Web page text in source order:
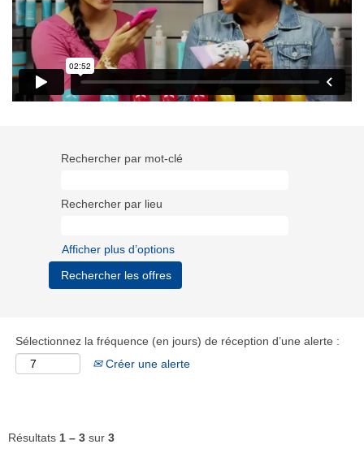
Rechercher par mot-clé
Rechercher par lieu
Afficher plus d’options
Sélectionnez la fréquence (en jours) de réception d’une alerte :
Créer une alerte
Résultats 1 – 3 sur 3